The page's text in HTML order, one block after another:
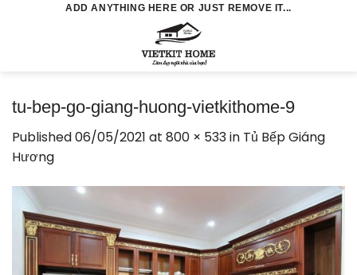
ADD ANYTHING HERE OR JUST REMOVE IT...
tu-bep-go-giang-huong-vietkithome-9
Published06/05/2021 at 800 × 533in Tủ Bếp Giáng
Hương